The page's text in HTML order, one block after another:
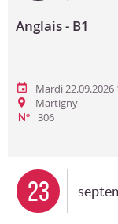
Anglais - B1
Mardi 22.09.2026
Martigny
N°
306
23